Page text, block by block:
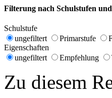
Filterung nach Schulstufen
Schulstufe
ungefiltert
Primarstufe
Eigenschaften
ungefiltert
Empfehlung
Zu diesem